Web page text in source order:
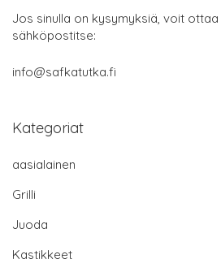
Jos sinulla on kysymyksiä, voit
sähköpostitse:
info@safkatutka.fi
Kategoriat
aasialainen
Grilli
Juoda
Kastikkeet